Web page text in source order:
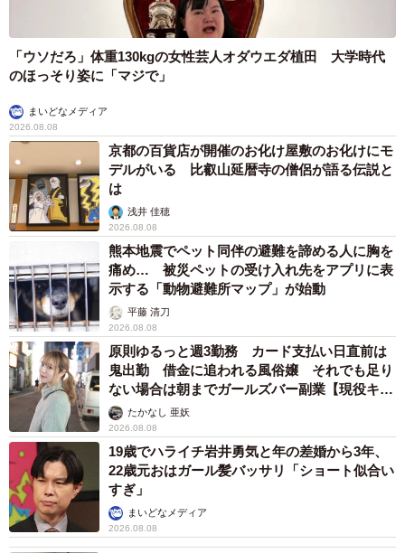
子ともに健康…日々、大切に過ごしたい」
まいどなトピック
お盆明けは介護相談が3割増加 帰省時に確認したい「離れて暮
らす親の異変」チェックポイントは？
まいどなニュース情報部
2026.08.08
ITエンジニアがAIとつくる家庭菜園 ローカル
LLMのゆるふわAIたちとお話しながら開墾して
みたら… 夢の「スマートな菜園生活」実現な
るか井二 かける
2026.08.08
プチバズしたママ友とのLINEスクショ うっ
かり電話番号を流出させちゃった！ 激怒する
友人 慰謝料の相場はいくらですか【弁護士が
解説】長澤 芳子